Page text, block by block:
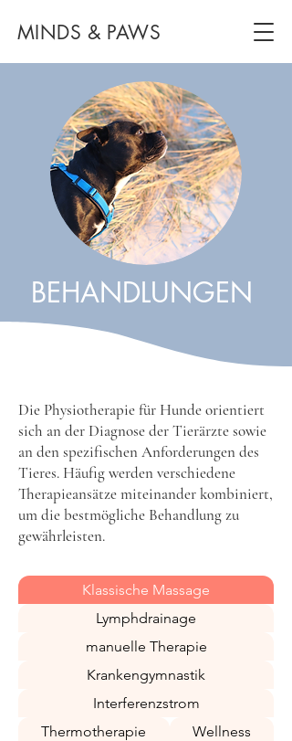
MINDS & PAWS
BEHANDLUNGEN
Die Physiotherapie für Hunde orientiert
sich an der Diagnose der Tierärzte sowie
an den spezifischen Anforderungen des
Tieres. Häufig werden verschiedene
Therapieansätze miteinander kombiniert,
um die bestmögliche Behandlung zu
gewährleisten.
Klassische Massage
Lymphdrainage
manuelle Therapie
Krankengymnastik
Interferenzstrom
Thermotherapie
Wellness